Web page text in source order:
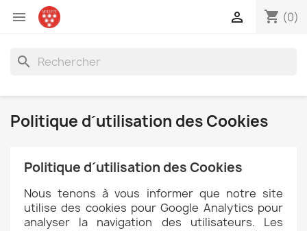
 shopping_cart (0)

search
Politique d´utilisation des Cookies
Politique d´utilisation des Cookies
Nous tenons à vous informer que notre site
utilise des cookies pour Google Analytics pour
analyser la navigation des utilisateurs. Les